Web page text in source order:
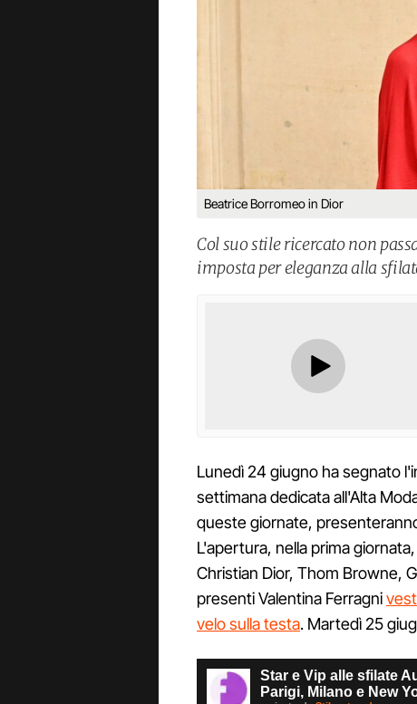
Beatrice Borromeo in Dior
Col suo stile ricercato non
imposta per eleganza alla
Lunedì 24 giugno ha segnato
settimana dedicata all'Alta
queste giornate,
L'apertura, nella prima
Christian Dior, Thom Browne,
presenti Valentina Ferragni
velo sulla testa. Martedì 25